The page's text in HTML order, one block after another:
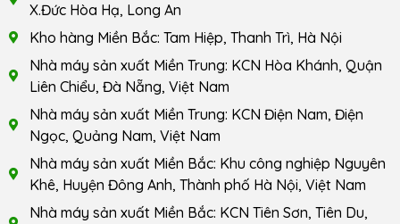
X.Đức Hòa Hạ, Long An
Kho hàng Miền Bắc: Tam Hiệp, Thanh Trì, Hà Nội
Nhà máy sản xuất Miền Trung: KCN Hòa Khánh, Quận
Liên Chiểu, Đà Nẵng, Việt Nam
Nhà máy sản xuất Miền Trung: KCN Điện Nam, Điện
Ngọc, Quảng Nam, Việt Nam
Nhà máy sản xuất Miền Bắc: Khu công nghiệp Nguyên
Khê, Huyện Đông Anh, Thành phố Hà Nội, Việt Nam
Nhà máy sản xuất Miền Bắc: KCN Tiên Sơn, Tiên Du,